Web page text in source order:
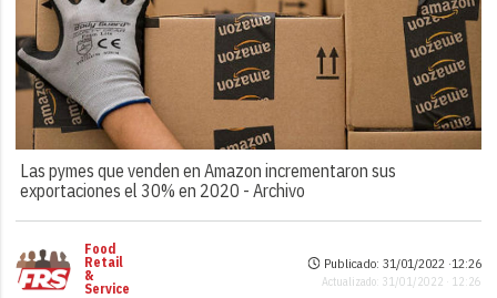
Las pymes que venden en Amazon incrementaron sus
exportaciones el 30% en 2020 -Archivo
Food
Retail
&
Service
Publicado: 31/01/2022 ·12:26
Actualizado: 31/01/2022 · 12:26